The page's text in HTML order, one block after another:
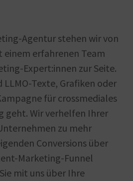
Agentur stehen wir von
einem erfahrenen Team
Expert:innen zur Seite.
LLMO-Texte, Grafiken oder
für crossmediales
geht. Wir verhelfen Ihrer
zu mehr
Conversions über
Marketing-Funnel
mit uns über Ihre